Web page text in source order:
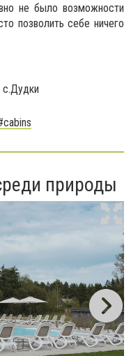
не было возможности
позволить себе ничего
с.Дудки
природы